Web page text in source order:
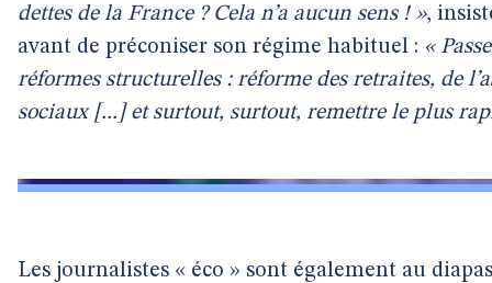
dettes de la France ? Cela n’a aucun sens ! »,
avant de préconiser son régime habituel : «
réformes structurelles : réforme des retraites, de
sociaux [...] et surtout, surtout, remettre le plus
Les journalistes « éco » sont également au